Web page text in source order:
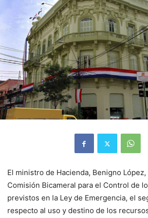
El ministro de Hacienda, Benigno
Comisión Bicameral para el Control de
previstos en la Ley de Emergencia, el
respecto al uso y destino de los